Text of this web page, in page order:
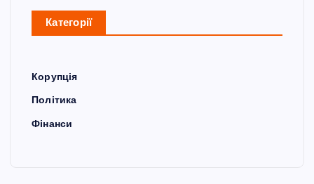
Категорії
Корупція
Політика
Фінанси